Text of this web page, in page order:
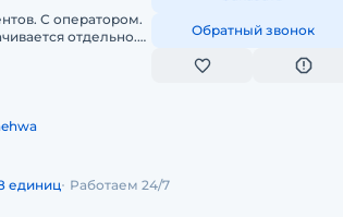
С оператором.
отдельно.
Обратный звонок
единиц Работаем 24/7